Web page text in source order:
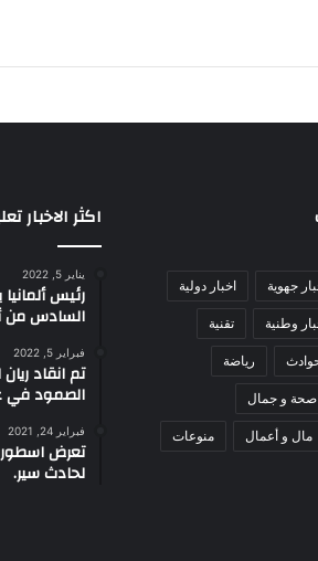
جهوية اخبار دولية
وطنية تقنية
رياضة
صحة و جمال
مال و أعمال منوعات
اكثر الاخبار
يناير 5, 2022
رئيس
السادس من
فبراير 5, 2022
تم انقاد
الصمود في
فبراير 24, 2021
تعرض
لحادث سير.